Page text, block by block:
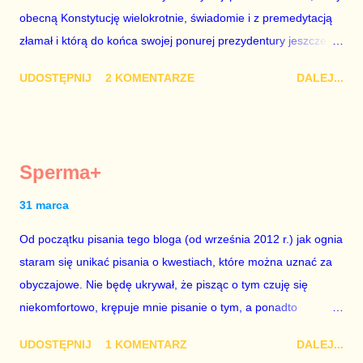
sytuacji naszego kraju z lat 2007-2015. Bardzo to małe i
smutne – niegodne premiera polskiego rządu. Generalnie, M...
obecną Konstytucję wielokrotnie, świadomie i z premedytacją
złamał i którą do końca swojej ponurej prezydentury jeszcze
trwało pół roku, lokal do głosowania znajdował się w
mojej zgody. Prezydent Andrzej Duda zapowiedział, że złoży do
Senatu wniosek o dwudniowe referendum, które miałoby odbyć
nie chce – ani partia rządząca, ani partie opozycyjne. Jeśli w
siedzibie PiS zapadnie decyzja, aby głosować zgodnie z wolą
Dudy, obowiązkiem każdego przyzwoitego człowieka i
szanującego podstawowe reguły demokraty jest takie
UDOSTĘPNIJ 2 KOMENTARZE DALEJ...
Sperma+
31 marca
Od początku pisania tego bloga (od września 2012 r.) jak ognia
staram się unikać pisania o kwestiach, które można uznać za
obyczajowe. Nie będę ukrywał, że pisząc o tym czuję się
niekomfortowo, krępuje mnie pisanie o tym, a ponadto
rozumie, wiedzy i zdrowym rozsądku, powinna od kwestii
UDOSTĘPNIJ 1 KOMENTARZ DALEJ...